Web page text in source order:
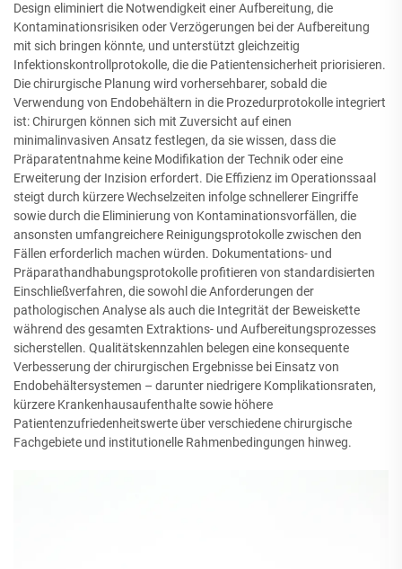
Design eliminiert die Notwendigkeit einer Aufbereitung, die
Kontaminationsrisiken oder Verzögerungen bei der Aufbereitung
mit sich bringen könnte, und unterstützt gleichzeitig
Infektionskontrollprotokolle, die die Patientensicherheit priorisieren.
Die chirurgische Planung wird vorhersehbarer, sobald die
Verwendung von Endobehältern in die Prozedurprotokolle integriert
ist: Chirurgen können sich mit Zuversicht auf einen
minimalinvasiven Ansatz festlegen, da sie wissen, dass die
Präparatentnahme keine Modifikation der Technik oder eine
Erweiterung der Inzision erfordert. Die Effizienz im Operationssaal
steigt durch kürzere Wechselzeiten infolge schnellerer Eingriffe
sowie durch die Eliminierung von Kontaminationsvorfällen, die
ansonsten umfangreichere Reinigungsprotokolle zwischen den
Fällen erforderlich machen würden. Dokumentations- und
Präparathandhabungsprotokolle profitieren von standardisierten
Einschließverfahren, die sowohl die Anforderungen der
pathologischen Analyse als auch die Integrität der Beweiskette
während des gesamten Extraktions- und Aufbereitungsprozesses
sicherstellen. Qualitätskennzahlen belegen eine konsequente
Verbesserung der chirurgischen Ergebnisse bei Einsatz von
Endobehältersystemen – darunter niedrigere Komplikationsraten,
kürzere Krankenhausaufenthalte sowie höhere
Patientenzufriedenheitswerte über verschiedene chirurgische
Fachgebiete und institutionelle Rahmenbedingungen hinweg.